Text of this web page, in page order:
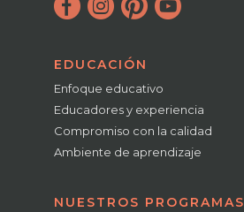
EDUCACIÓN
Enfoque educativo
Educadores y experiencia
Compromiso con la calidad
Ambiente de aprendizaje
NUESTROS PROGRAMAS